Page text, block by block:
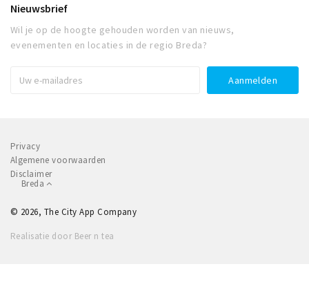
Nieuwsbrief
Wil je op de hoogte gehouden worden van nieuws,
evenementen en locaties in de regio Breda?
Privacy
Algemene voorwaarden
Disclaimer
Breda
© 2026, The City App Company
Realisatie door Beer n tea